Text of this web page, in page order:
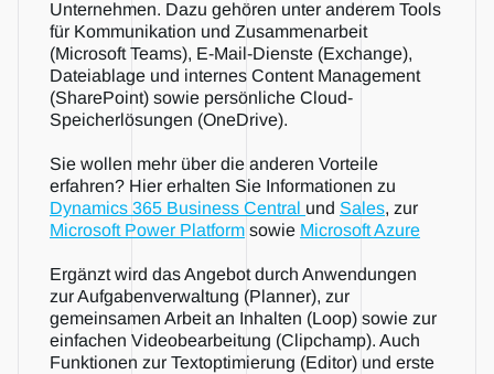
Unternehmen. Dazu gehören unter anderem Tools
für Kommunikation und Zusammenarbeit
(Microsoft Teams), E-Mail-Dienste (Exchange),
Dateiablage und internes Content Management
(SharePoint) sowie persönliche Cloud-
Speicherlösungen (OneDrive).
Sie wollen mehr über die anderen Vorteile
Dynamics 365 Business Central und Sales
Microsoft Power Platform sowie Microsoft Azure
Ergänzt wird das Angebot durch Anwendungen
zur Aufgabenverwaltung (Planner), zur
gemeinsamen Arbeit an Inhalten (Loop) sowie zur
einfachen Videobearbeitung (Clipchamp). Auch
Funktionen zur Textoptimierung (Editor) und erste